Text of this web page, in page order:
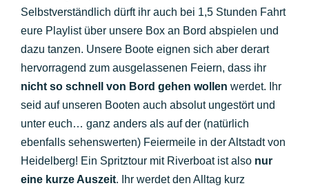
Selbstverständlich dürft ihr auch bei 1,5 Stunden Fahrt
eure Playlist über unsere Box an Bord abspielen und
dazu tanzen. Unsere Boote eignen sich aber derart
hervorragend zum ausgelassenen Feiern, dass ihr
nicht so schnell von Bord gehen wollen werdet. Ihr
seid auf unseren Booten auch absolut ungestört und
unter euch… ganz anders als auf der (natürlich
ebenfalls sehenswerten) Feiermeile in der Altstadt von
Heidelberg! Ein Spritztour mit Riverboat ist also nur
eine kurze Auszeit. Ihr werdet den Alltag kurz